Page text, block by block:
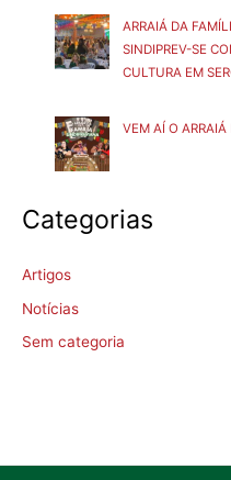
ARRAIÁ DA
SINDIPREV-SE
CULTURA EM
VEM AÍ O
Categorias
Artigos
Notícias
Sem categoria